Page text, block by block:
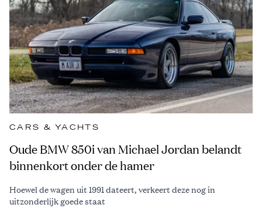
CARS & YACHTS
Oude BMW 850i van Michael Jordan belandt
binnenkort onder de hamer
Hoewel de wagen uit 1991 dateert, verkeert deze nog in
uitzonderlijk goede staat